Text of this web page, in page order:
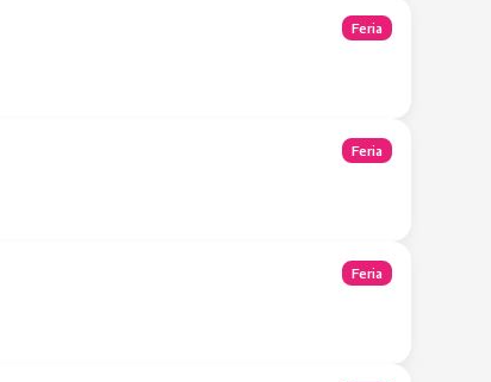
Feria
Feria
Feria